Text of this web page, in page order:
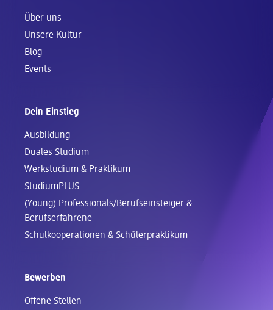
Über uns
Unsere Kultur
Blog
Events
Dein Einstieg
Ausbildung
Duales Studium
Werkstudium & Praktikum
StudiumPLUS
(Young) Professionals/Berufseinsteiger &
Berufserfahrene
Schul­kooperationen & Schüler­praktikum
Bewerben
Offene Stellen